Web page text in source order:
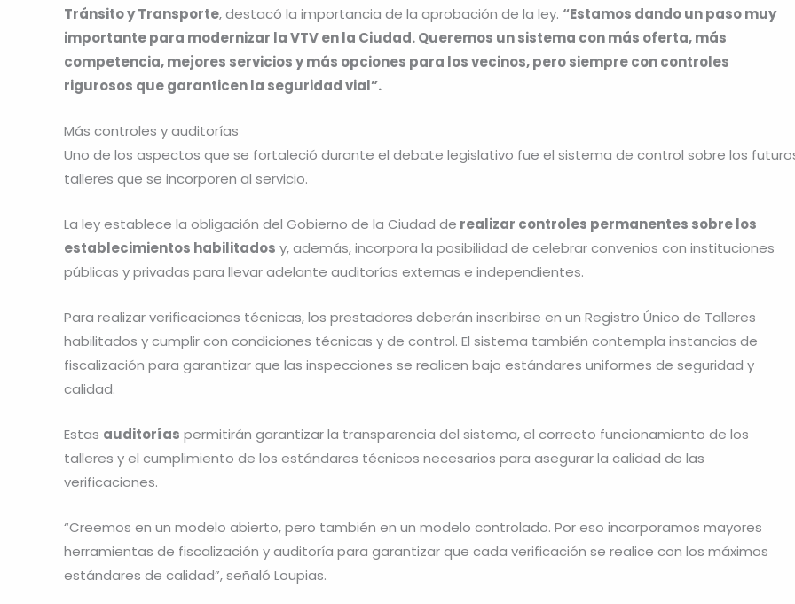
Tránsito y Transporte, destacó la importancia de la aprobación de la ley. “Estamos dando un paso muy
importante para modernizar la VTV en la Ciudad. Queremos un sistema con más oferta, más
competencia, mejores servicios y más opciones para los vecinos, pero siempre con controles
rigurosos que garanticen la seguridad vial”.
Más controles y auditorías
Uno de los aspectos que se fortaleció durante el debate legislativo fue el sistema de control sobre los
talleres que se incorporen al servicio.
La ley establece la obligación del Gobierno de la Ciudad de realizar controles permanentes sobre los
establecimientos habilitados y, además, incorpora la posibilidad de celebrar convenios con instituciones
públicas y privadas para llevar adelante auditorías externas e independientes.
Para realizar verificaciones técnicas, los prestadores deberán inscribirse en un Registro Único de Talleres
habilitados y cumplir con condiciones técnicas y de control. El sistema también contempla instancias de
fiscalización para garantizar que las inspecciones se realicen bajo estándares uniformes de seguridad y
calidad.
Estas auditorías permitirán garantizar la transparencia del sistema, el correcto funcionamiento de los
talleres y el cumplimiento de los estándares técnicos necesarios para asegurar la calidad de las
verificaciones.
“Creemos en un modelo abierto, pero también en un modelo controlado. Por eso incorporamos mayores
herramientas de fiscalización y auditoría para garantizar que cada verificación se realice con los máximos
estándares de calidad”, señaló Loupias.